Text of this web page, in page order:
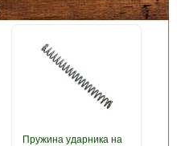
Пружина ударника на